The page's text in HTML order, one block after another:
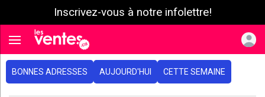
Inscrivez-vous à notre infolettre!
Toggle navigation
BONNES ADRESSES AUJOURD'HUI CETTE SEMAINE